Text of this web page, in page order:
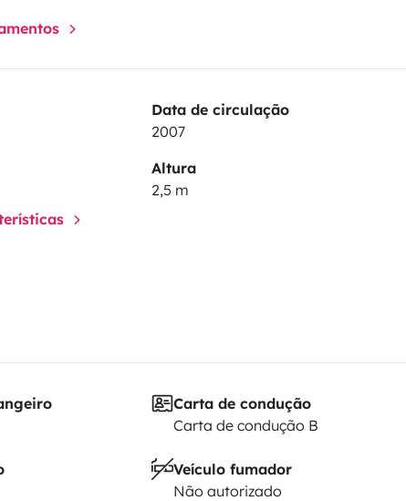
Data de circulação
2007
Altura
2,5 m
Carta de condução
Carta de condução B
Veículo fumador
Não autorizado